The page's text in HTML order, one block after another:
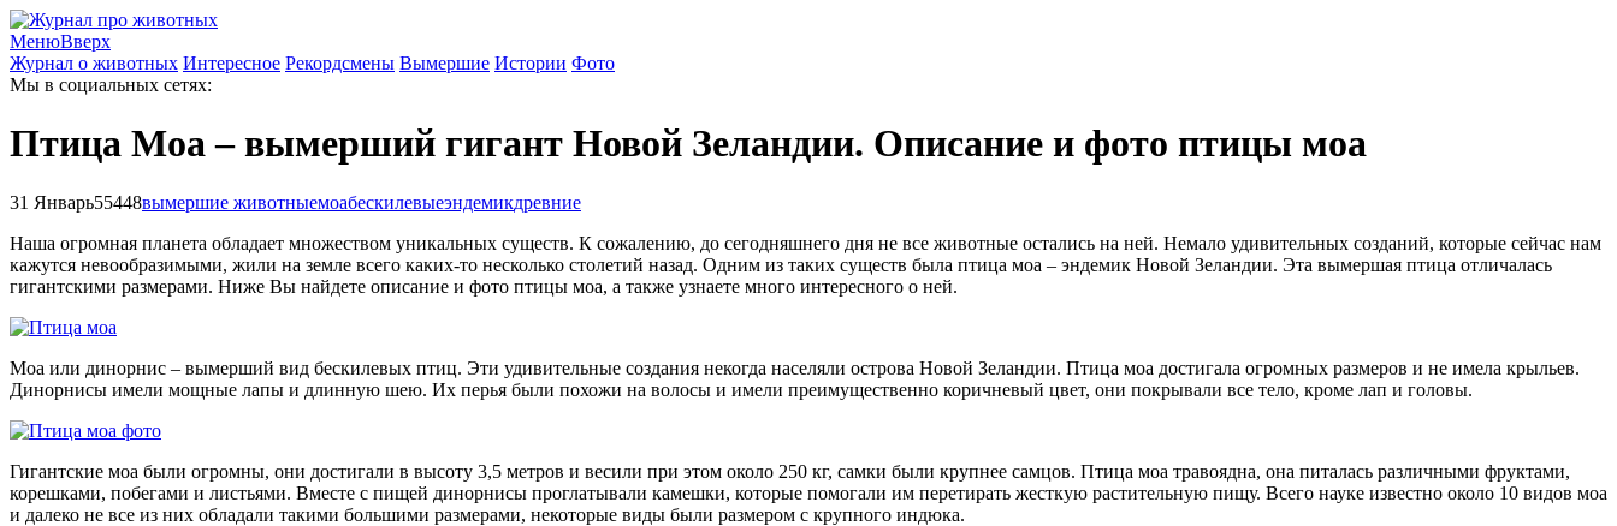
МенюВверх
Журнал о животных Интересное Рекордсмены Вымершие Истории Фото
Мы в социальных сетях:
Птица Моа – вымерший гигант Новой Зеландии. Описание и фото птицы моа
31 Январь55448вымершие животныемоабескилевыеэндемикдревние
Наша огромная планета обладает множеством уникальных существ. К сожалению, до сегодняшнего дня не все животные остались на ней. Немало удивительных созданий, которые сейчас нам
кажутся невообразимыми, жили на земле всего каких-то несколько столетий назад. Одним из таких существ была птица моа – эндемик Новой Зеландии. Эта вымершая птица отличалась
гигантскими размерами. Ниже Вы найдете описание и фото птицы моа, а также узнаете много интересного о ней.
Моа или динорнис – вымерший вид бескилевых птиц. Эти удивительные создания некогда населяли острова Новой Зеландии. Птица моа достигала огромных размеров и не имела крыльев.
Динорнисы имели мощные лапы и длинную шею. Их перья были похожи на волосы и имели преимущественно коричневый цвет, они покрывали все тело, кроме лап и головы.
Гигантские моа были огромны, они достигали в высоту 3,5 метров и весили при этом около 250 кг, самки были крупнее самцов. Птица моа травоядна, она питалась различными фруктами,
корешками, побегами и листьями. Вместе с пищей динорнисы проглатывали камешки, которые помогали им перетирать жесткую растительную пищу. Всего науке известно около 10 видов моа
и далеко не все из них обладали такими большими размерами, некоторые виды были размером с крупного индюка.